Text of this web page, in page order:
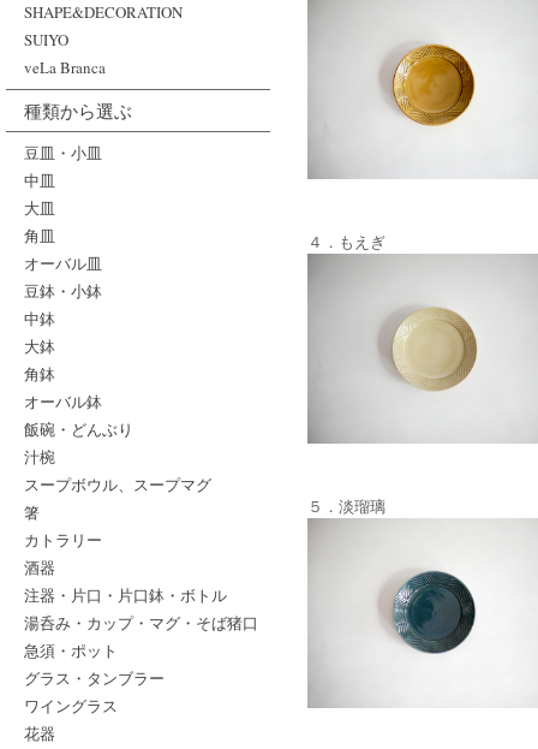
SHAPE&DECORATION
SUIYO
veLa Branca
種類から選ぶ
豆皿・小皿
中皿
大皿
角皿
オーバル皿
豆鉢・小鉢
中鉢
大鉢
角鉢
オーバル鉢
飯碗・どんぶり
汁椀
スープボウル、スープマグ
箸
カトラリー
酒器
注器・片口・片口鉢・ボトル
湯呑み・カップ・マグ・そば猪口
急須・ポット
グラス・タンブラー
ワイングラス
花器
４．もえぎ
５．淡瑠璃